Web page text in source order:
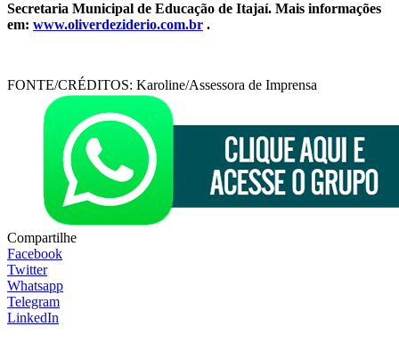
Secretaria Municipal de Educação de Itajaí. Mais informações
em: www.oliverdeziderio.com.br .
FONTE/CRÉDITOS: Karoline/Assessora de Imprensa
Compartilhe
Facebook
Twitter
Whatsapp
Telegram
LinkedIn